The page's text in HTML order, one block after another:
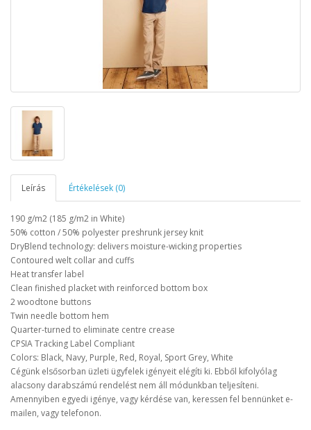
Leírás Értékelések (0)
190 g/m2 (185 g/m2 in White)
50% cotton / 50% polyester preshrunk jersey knit
DryBlend technology: delivers moisture-wicking properties
Contoured welt collar and cuffs
Heat transfer label
Clean finished placket with reinforced bottom box
2 woodtone buttons
Twin needle bottom hem
Quarter-turned to eliminate centre crease
CPSIA Tracking Label Compliant
Colors: Black, Navy, Purple, Red, Royal, Sport Grey, White
Cégünk elsősorban üzleti ügyfelek igényeit elégíti ki. Ebből kifolyólag
alacsony darabszámú rendelést nem áll módunkban teljesíteni.
Amennyiben egyedi igénye, vagy kérdése van, keressen fel bennünket e-
mailen, vagy telefonon.